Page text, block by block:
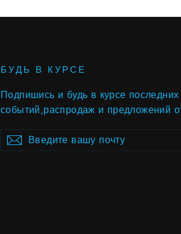
БУДЬ В КУРСЕ
Подпишись и будь в курсе последних
событий,распродаж и предложений
Введите
вашу
SubscribeSubscribe